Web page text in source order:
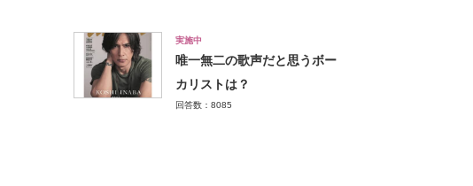
実施中
唯一無二の歌声だと思うボー
カリストは？
回答数：8085